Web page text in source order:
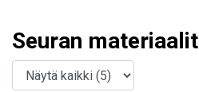
Seuran materiaalit